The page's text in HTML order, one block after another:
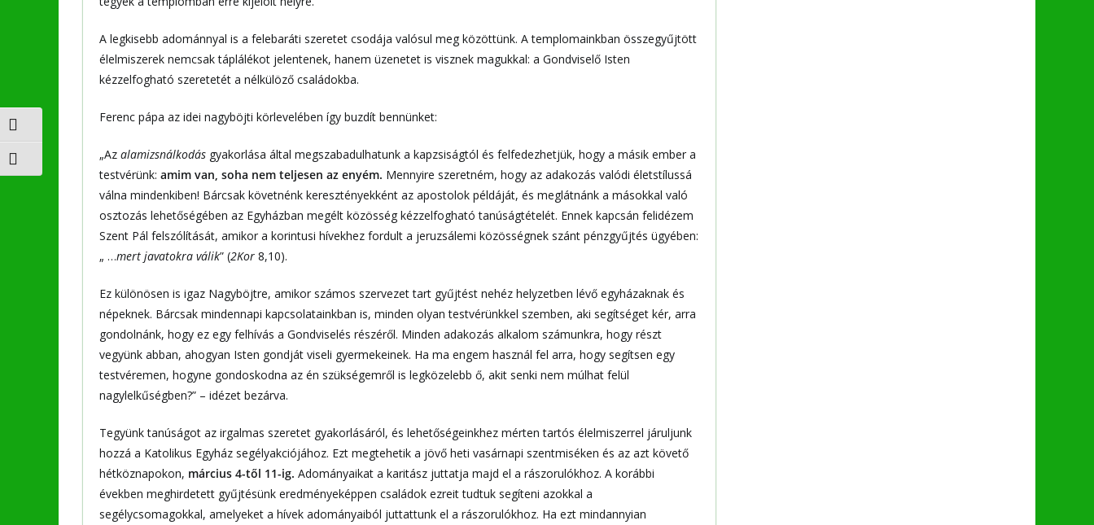
Nagy kontraszt váltása
Betűméret váltása
A legkisebb adománnyal is a felebaráti szeretet csodája valósul meg közöttünk. A templomainkban összegyűjtött
élelmiszerek nemcsak táplálékot jelentenek, hanem üzenetet is visznek magukkal: a Gondviselő Isten
kézzelfogható szeretetét a nélkülöző családokba.
Ferenc pápa az idei nagyböjti körlevelében így buzdít bennünket:
„Az alamizsnálkodás gyakorlása által megszabadulhatunk a kapzsiságtól és felfedezhetjük, hogy a másik ember a
testvérünk: amim van, soha nem teljesen az enyém. Mennyire szeretném, hogy az adakozás valódi életstílussá
válna mindenkiben! Bárcsak követnénk keresztényekként az apostolok példáját, és meglátnánk a másokkal való
osztozás lehetőségében az Egyházban megélt közösség kézzelfogható tanúságtételét. Ennek kapcsán felidézem
Szent Pál felszólítását, amikor a korintusi hívekhez fordult a jeruzsálemi közösségnek szánt pénzgyűjtés ügyében:
„ …mert javatokra válik” (2Kor 8,10).
Ez különösen is igaz Nagyböjtre, amikor számos szervezet tart gyűjtést nehéz helyzetben lévő egyházaknak és
népeknek. Bárcsak mindennapi kapcsolatainkban is, minden olyan testvérünkkel szemben, aki segítséget kér, arra
gondolnánk, hogy ez egy felhívás a Gondviselés részéről. Minden adakozás alkalom számunkra, hogy részt
vegyünk abban, ahogyan Isten gondját viseli gyermekeinek. Ha ma engem használ fel arra, hogy segítsen egy
testvéremen, hogyne gondoskodna az én szükségemről is legközelebb ő, akit senki nem múlhat felül
nagylelkűségben?” – idézet bezárva.
Tegyünk tanúságot az irgalmas szeretet gyakorlásáról, és lehetőségeinkhez mérten tartós élelmiszerrel járuljunk
hozzá a Katolikus Egyház segélyakciójához. Ezt megtehetik a jövő heti vasárnapi szentmiséken és az azt követő
hétköznapokon, március 4-től 11-ig. Adományaikat a karitász juttatja majd el a rászorulókhoz. A korábbi
években meghirdetett gyűjtésünk eredményeképpen családok ezreit tudtuk segíteni azokkal a
segélycsomagokkal, amelyeket a hívek adományaiból juttattunk el a rászorulókhoz. Ha ezt mindannyian